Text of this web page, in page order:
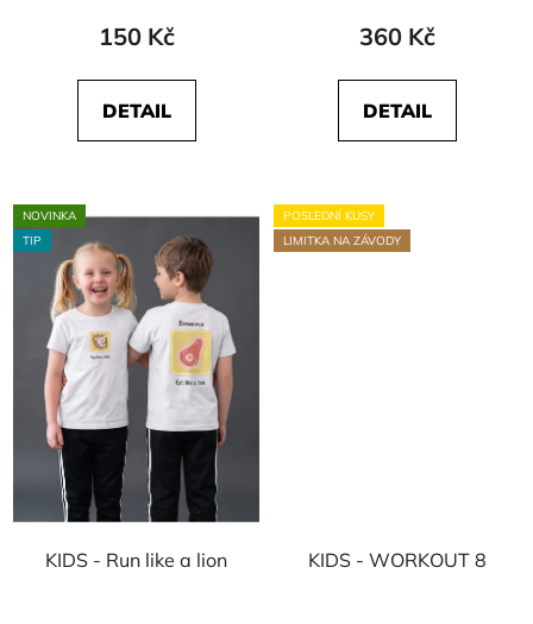
150 Kč
DETAIL
360 Kč
DETAIL
NOVINKA
TIP
KIDS - Run like a lion
POSLEDNÍ KUSY
LIMITKA NA ZÁVODY
KIDS - WORKOUT 8